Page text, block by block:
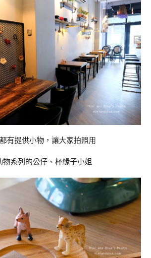
有提供小物，讓大家拍照用
物系列的公仔、杯緣子小姐